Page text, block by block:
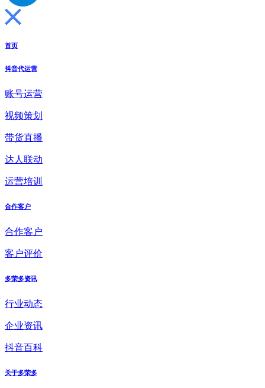
首页
抖音代运营
账号运营
视频策划
带货直播
达人联动
运营培训
合作客户
合作客户
客户评价
多荣多资讯
行业动态
企业资讯
抖音百科
关于多荣多